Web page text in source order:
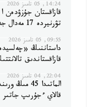
14:24, 05 تامىز 2026
قازاقستان جۇزۋدەن
تۋرنيردە 17 مەدال جەڭىپ الدى
09:55, 05 تامىز 2026
داستاننىڭ
قازاقستاندىق
22:04, 04 تامىز 2026
الماتىدا
قالاي ءجۇرىپ جاتىر